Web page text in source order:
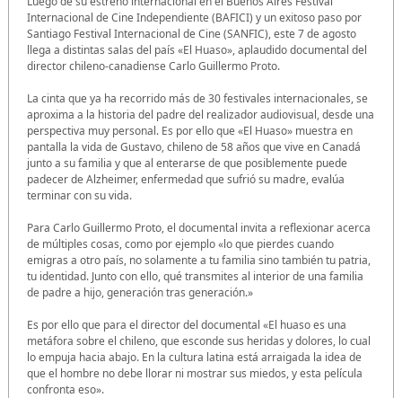
Internacional de Cine Independiente (BAFICI) y un exitoso paso por
Santiago Festival Internacional de Cine (SANFIC), este 7 de agosto
llega a distintas salas del país «El Huaso», aplaudido documental del
director chileno-canadiense Carlo Guillermo Proto.
La cinta que ya ha recorrido más de 30 festivales internacionales, se
aproxima a la historia del padre del realizador audiovisual, desde una
perspectiva muy personal. Es por ello que «El Huaso» muestra en
pantalla la vida de Gustavo, chileno de 58 años que vive en Canadá
junto a su familia y que al enterarse de que posiblemente puede
padecer de Alzheimer, enfermedad que sufrió su madre, evalúa
terminar con su vida.
Para Carlo Guillermo Proto, el documental invita a reflexionar acerca
de múltiples cosas, como por ejemplo «lo que pierdes cuando
emigras a otro país, no solamente a tu familia sino también tu patria,
tu identidad. Junto con ello, qué transmites al interior de una familia
de padre a hijo, generación tras generación.»
Es por ello que para el director del documental «El huaso es una
metáfora sobre el chileno, que esconde sus heridas y dolores, lo cual
lo empuja hacia abajo. En la cultura latina está arraigada la idea de
que el hombre no debe llorar ni mostrar sus miedos, y esta película
confronta eso».